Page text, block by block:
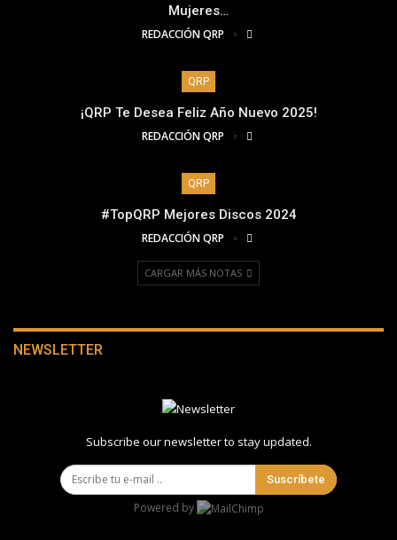
Mujeres…
REDACCIÓN QRP
QRP
¡QRP Te Desea Feliz Año Nuevo 2025!
REDACCIÓN QRP
QRP
#TopQRP Mejores Discos 2024
REDACCIÓN QRP
CARGAR MÁS NOTAS
NEWSLETTER
Subscribe our newsletter to stay updated.
Suscríbete
Powered by